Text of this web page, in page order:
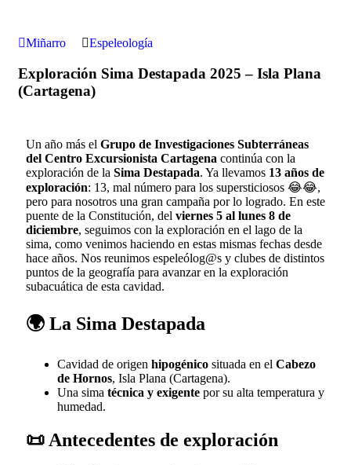
Miñarro Espeleología
Exploración Sima Destapada 2025 – Isla Plana
(Cartagena)
Un año más el Grupo de Investigaciones Subterráneas
del Centro Excursionista Cartagena continúa con la
exploración de la Sima Destapada. Ya llevamos 13 años de
exploración: 13, mal número para los supersticiosos 😂😂,
pero para nosotros una gran campaña por lo logrado. En este
puente de la Constitución, del viernes 5 al lunes 8 de
diciembre, seguimos con la exploración en el lago de la
sima, como venimos haciendo en estas mismas fechas desde
hace años. Nos reunimos espeleólog@s y clubes de distintos
puntos de la geografía para avanzar en la exploración
subacuática de esta cavidad.
🌍 La Sima Destapada
Cavidad de origen hipogénico situada en el Cabezo
de Hornos, Isla Plana (Cartagena).
Una sima técnica y exigente por su alta temperatura y
humedad.
📜 Antecedentes de exploración